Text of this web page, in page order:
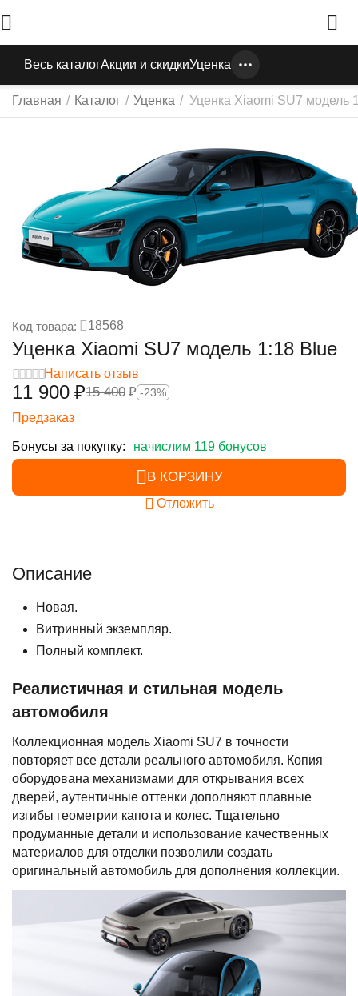
Весь каталогАкции и скидкиУценка
Главная / Каталог / Уценка / Уценка Xiaomi SU7 модель
Код товара: 18568
Уценка Xiaomi SU7 модель 1:18 Blue
Написать отзыв
11 900 ₽15 400 ₽ -23%
Предзаказ
Бонусы за покупку: начислим 119 бонусов
В КОРЗИНУ
Отложить
Описание
Новая.
Витринный экземпляр.
Полный комплект.
Реалистичная и стильная модель
автомобиля
Коллекционная модель Xiaomi SU7 в точности
повторяет все детали реального автомобиля. Копия
оборудована механизмами для открывания всех
дверей, аутентичные оттенки дополняют плавные
изгибы геометрии капота и колес. Тщательно
продуманные детали и использование качественных
материалов для отделки позволили создать
оригинальный автомобиль для дополнения коллекции.